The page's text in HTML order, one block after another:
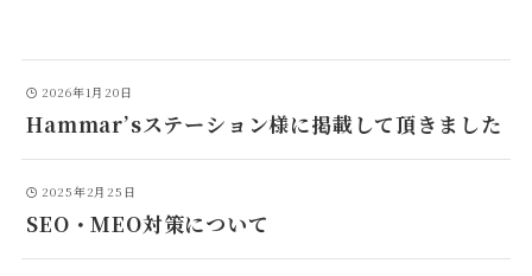
2026年1月20日
Hammar’sステーション様に掲載して頂きました
2025年2月25日
SEO・MEO対策について